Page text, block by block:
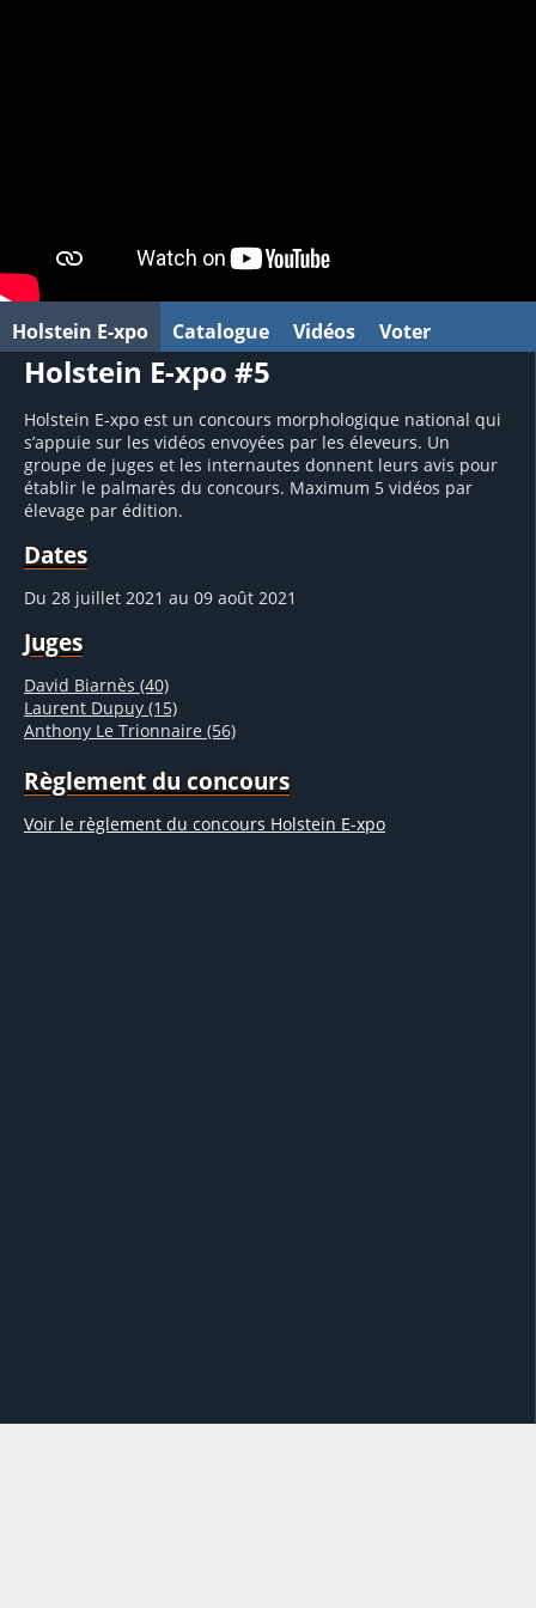
Holstein E-xpo Catalogue Vidéos Voter
Holstein E-xpo #5
Holstein E-xpo est un concours morphologique national qui
s’appuie sur les vidéos envoyées par les éleveurs. Un
groupe de juges et les internautes donnent leurs avis pour
établir le palmarès du concours. Maximum 5 vidéos par
élevage par édition.
Dates
Du 28 juillet 2021 au 09 août 2021
Juges
David Biarnès (40)
Laurent Dupuy (15)
Anthony Le Trionnaire (56)
Règlement du concours
Voir le règlement du concours Holstein E-xpo